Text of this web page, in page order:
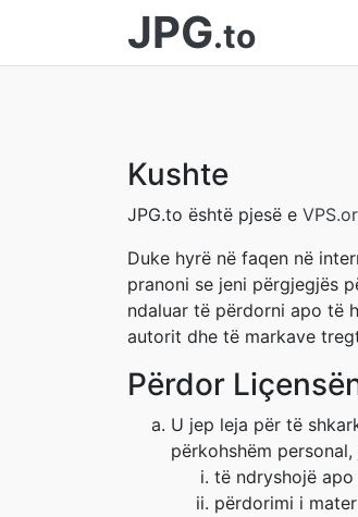
JPG.to
Kushte
JPG.to është pjesë e
Duke hyrë në faqen në
pranoni se jeni përgjegjës
ndaluar të përdorni apo të
autorit dhe të markave
Përdor
U jep leja për të
përkohshëm
të ndryshojë
përdorimi i